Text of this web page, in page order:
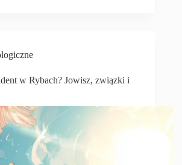
w Rybach? Jowisz, związki i